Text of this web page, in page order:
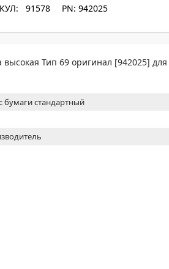
91578 PN: 942025
высокая Тип 69 оригинал [942025]
бумаги стандартный